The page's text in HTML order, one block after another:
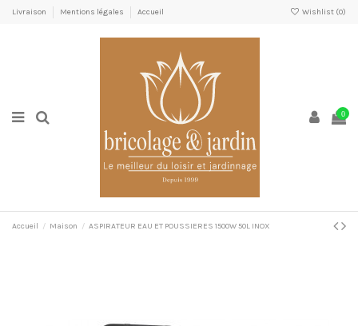
Livraison Mentions légales Accueil Wishlist (0)
0
Accueil Maison ASPIRATEUR EAU ET POUSSIERES 1500W 50L INOX